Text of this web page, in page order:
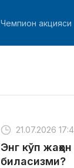
Чемпион акцияси
21.07.2026
Энг кўп
биласизми?